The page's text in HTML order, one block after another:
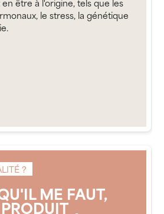
le stress, la génétique
?
ME FAUT,